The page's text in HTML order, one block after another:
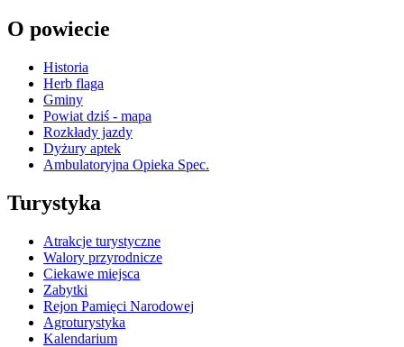
O powiecie
Historia
Herb flaga
Gminy
Powiat dziś - mapa
Rozkłady jazdy
Dyżury aptek
Ambulatoryjna Opieka Spec.
Turystyka
Atrakcje turystyczne
Walory przyrodnicze
Ciekawe miejsca
Zabytki
Rejon Pamięci Narodowej
Agroturystyka
Kalendarium